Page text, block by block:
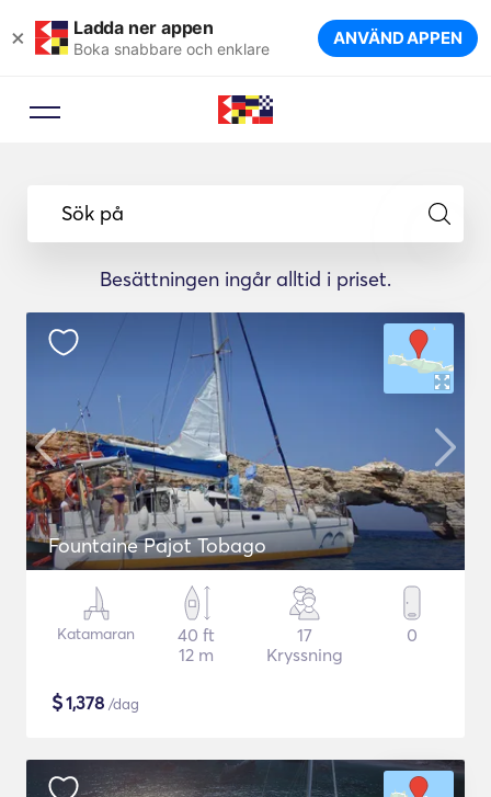
× Ladda ner appen
Boka snabbare och enklare ANVÄND APPEN
Sök på
Besättningen ingår alltid i priset.
Fountaine Pajot Tobago
Katamaran
40 ft
12 m
17
Kryssning
0
$1,378 /dag